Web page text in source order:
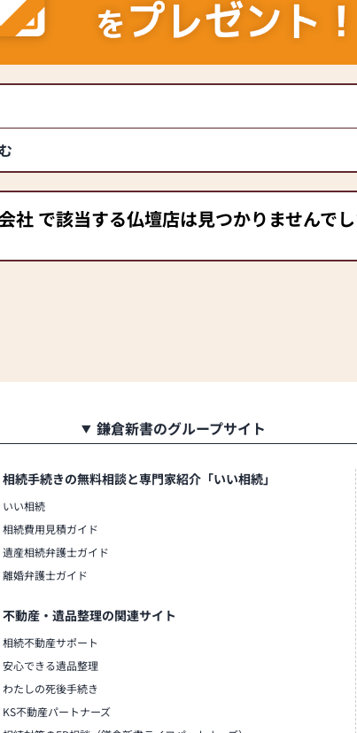
社 で該当する仏壇店は見つかりませんでし
鎌倉新書のグループサイト
相続手続きの無料相談と専門家紹介「いい相続」
いい相続
相続費用見積ガイド
遺産相続弁護士ガイド
離婚弁護士ガイド
不動産・遺品整理の関連サイト
相続不動産サポート
安心できる遺品整理
わたしの死後手続き
KS不動産パートナーズ